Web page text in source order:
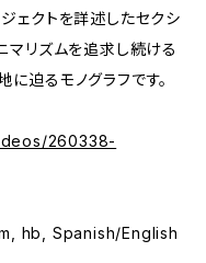
ェクトを詳述したセクシ
マリズムを追求し続ける
迫るモノグラフです。
260338-
hb, Spanish/English